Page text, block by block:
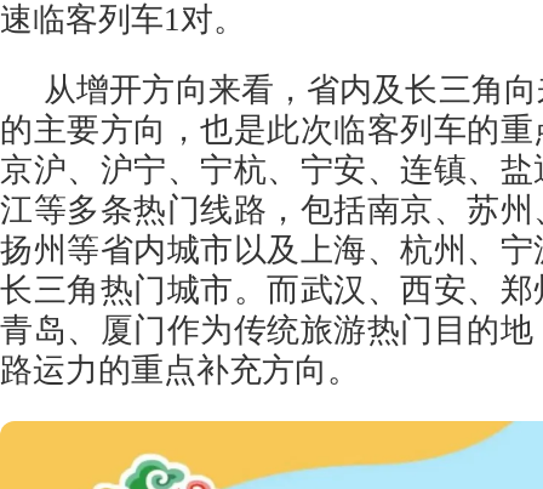
速临客列车1对。
从增开方向来看，省内及长三角
的主要方向，也是此次临客列车的
京沪、沪宁、宁杭、宁安、连镇、
江等多条热门线路，包括南京、苏
扬州等省内城市以及上海、杭州、
长三角热门城市。而武汉、西安、
青岛、厦门作为传统旅游热门目的
路运力的重点补充方向。